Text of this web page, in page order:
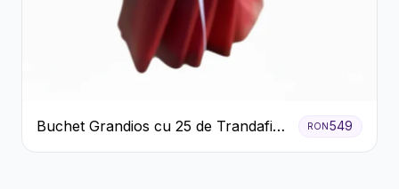
Buchet Grandios cu 25 de Trandafiri
Roșii
RON549